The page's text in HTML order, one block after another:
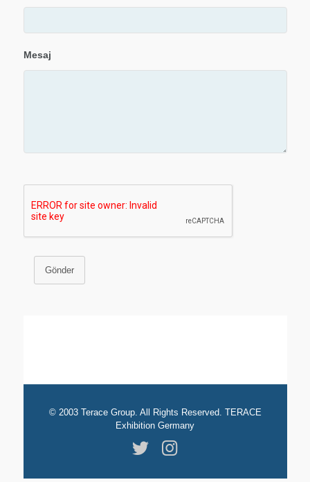
Mesaj
Gönder
© 2003 Terace Group. All Rights Reserved. TERACE
Exhibition Germany